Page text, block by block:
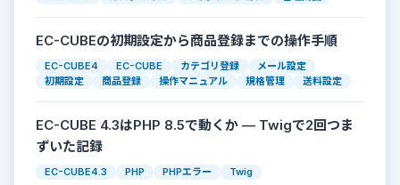
EC-CUBEの初期設定から商品登録までの操作手順
EC-CUBE4 EC-CUBE カテゴリ登録
メール設定
初期設定
商品登録 操作マニュアル 規格管理 送料設定
EC-CUBE 4.3はPHP 8.5で動くか — Twigで2回つま
ずいた記録
EC-CUBE4.3 PHP PHPエラー Twig